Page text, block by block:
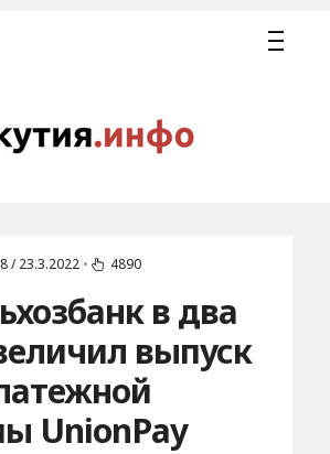
/ 23.3.2022 • 4890
в два
выпуск
UnionPay